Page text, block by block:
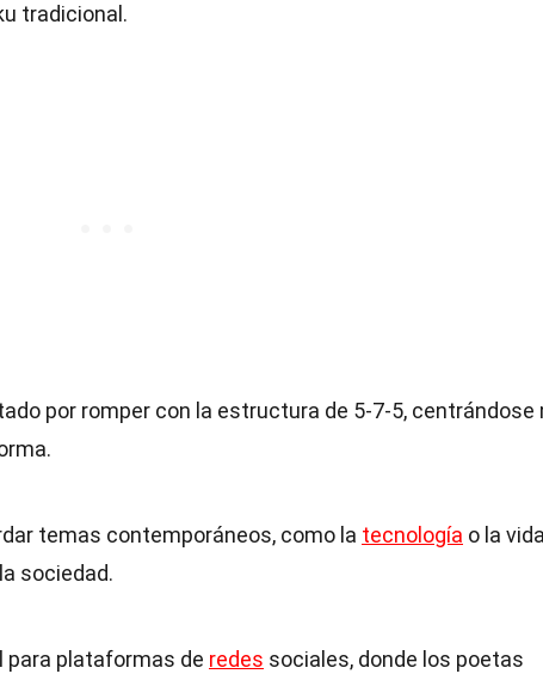
tradicional.
por romper con la estructura de 5-7-5, centrándose
temas contemporáneos, como la tecnología o la
sociedad.
para plataformas de redes sociales, donde los poetas